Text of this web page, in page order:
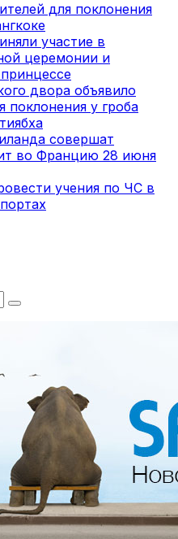
для поклонения
участие в
церемонии и
двора объявило
у гроба
совершат
во Францию 28 июня
учения по ЧС в
Search